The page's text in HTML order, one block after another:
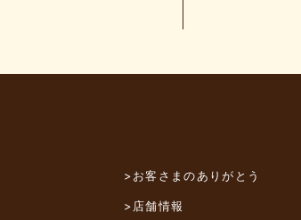
>お客さまのありがとう
>店舗情報